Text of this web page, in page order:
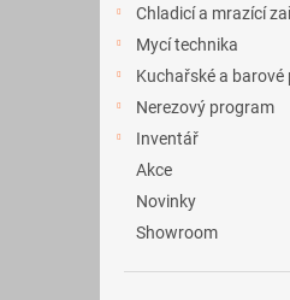
Chladicí a mrazící
Mycí technika
Kuchařské a barové
Nerezový program
Inventář
Akce
Novinky
Showroom